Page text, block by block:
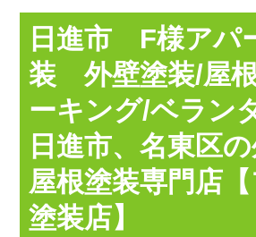
日進市 F様アパ
装 外壁塗装/屋
ーキング/ベラン
日進市、名東区
屋根塗装専門店
塗装店】